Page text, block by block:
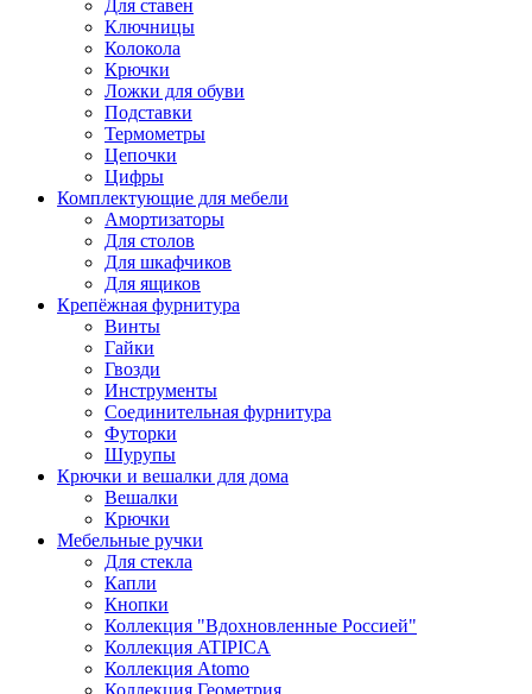
Для ставен
Ключницы
Колокола
Крючки
Ложки для обуви
Подставки
Термометры
Цепочки
Цифры
Комплектующие для мебели
Амортизаторы
Для столов
Для шкафчиков
Для ящиков
Крепёжная фурнитура
Винты
Гайки
Гвозди
Инструменты
Соединительная фурнитура
Футорки
Шурупы
Крючки и вешалки для дома
Вешалки
Крючки
Мебельные ручки
Для стекла
Капли
Кнопки
Коллекция "Вдохновленные Россией"
Коллекция ATIPICA
Коллекция Atomo
Коллекция Геометрия